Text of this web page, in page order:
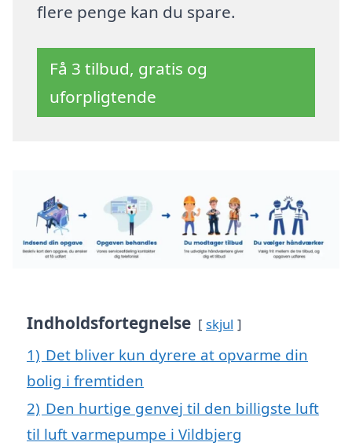
flere penge kan du spare.
Få 3 tilbud, gratis og
uforpligtende
Indholdsfortegnelse skjul
1) Det bliver kun dyrere at opvarme din
bolig i fremtiden
2) Den hurtige genvej til den billigste luft
til luft varmepumpe i Vildbjerg